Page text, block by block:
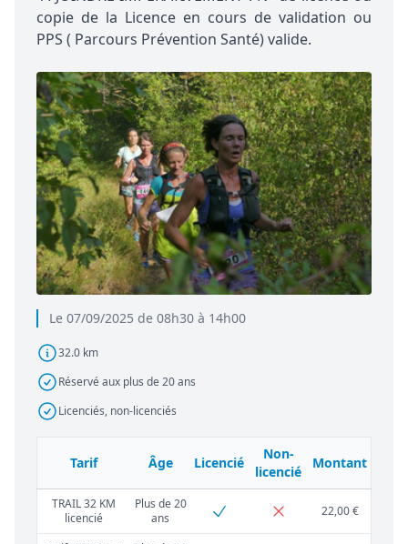
Le 07/09/2025 de 08h30 à 14h00
32.0 km
Réservé aux plus de 20 ans
Licenciés, non-licenciés
copie de la Licence en cours de validation ou
PPS ( Parcours Prévention Santé) valide.
Tarif Âge Licencié
Non-
licencié
Montant
TRAIL 32 KM
licencié
Plus de 20
ans
22,00 €